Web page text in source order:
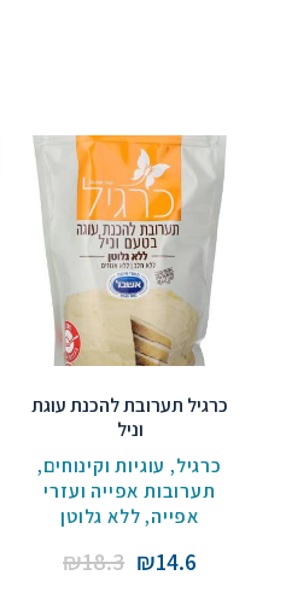
כרגיל תערובת להכנת עוגת
וניל
כרגיל, עוגיות וקינוחים,
תערובות אפייה ועזרי
אפייה,ללא גלוטן
₪18.3 Original
₪14.6